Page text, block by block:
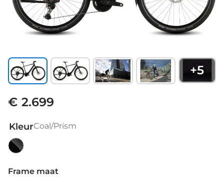
+5
€ 2.699
KleurCoal/Prism
Frame maat